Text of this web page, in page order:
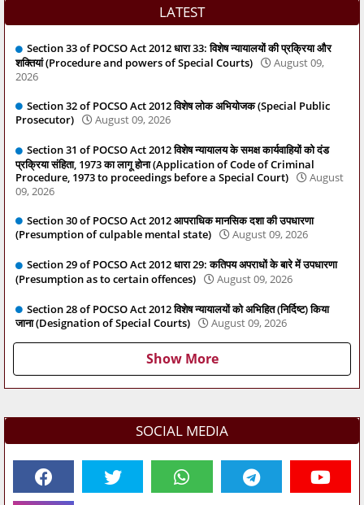
LATEST
Section 33 of POCSO Act 2012 धारा 33: विशेष न्यायालयों की प्रक्रिया और
शक्तियां (Procedure and powers of Special Courts)
August 09,
2026
Section 32 of POCSO Act 2012 विशेष लोक अभियोजक (Special Public
Prosecutor)
August 09, 2026
Section 31 of POCSO Act 2012 विशेष न्यायालय के समक्ष कार्यवाहियों को दंड
प्रक्रिया संहिता, 1973 का लागू होना (Application of Code of Criminal
Procedure, 1973 to proceedings before a Special Court)
August
09, 2026
Section 30 of POCSO Act 2012 आपराधिक मानसिक दशा की उपधारणा
(Presumption of culpable mental state)
August 09, 2026
Section 29 of POCSO Act 2012 धारा 29: कतिपय अपराधों के बारे में उपधारणा
(Presumption as to certain offences)
August 09, 2026
Section 28 of POCSO Act 2012 विशेष न्यायालयों को अभिहित (निर्दिष्ट) किया
जाना (Designation of Special Courts)
August 09, 2026
Show More
SOCIAL MEDIA